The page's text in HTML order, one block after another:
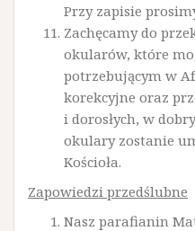
Przy zapisie
Zachęcamy do
okularów, które
potrzebującym w
korekcyjne oraz
i dorosłych, w
okulary zostanie
Kościoła.
Zapowiedzi przedślubne
Nasz parafianin